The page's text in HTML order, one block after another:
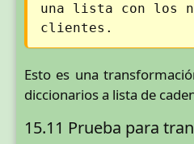
una lista con los
clientes.
Esto es una
diccionarios a lista de
15.11 Prueba para